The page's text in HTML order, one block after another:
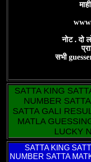
नोट . दो
सभी
SATTA KING
NUMBER
SATTA GALI
MATLA
LUCKY
SATTA KING
NUMBER SATTA